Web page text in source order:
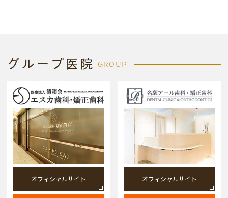
グループ医院 GROUP
オフィシャルサイト オフィシャルサイト